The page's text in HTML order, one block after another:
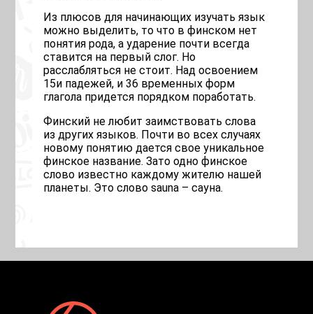
Из плюсов для начинающих изучать язык
можно выделить, то что в финском нет
понятия рода, а ударение почти всегда
ставится на первый слог. Но
расслабляться не стоит. Над освоением
15и падежей, и 36 временных форм
глагола придется порядком поработать.
Финский не любит заимствовать слова
из других языков. Почти во всех случаях
новому понятию дается свое уникальное
финское название. Зато одно финское
слово известно каждому жителю нашей
планеты. Это слово sauna – сауна.